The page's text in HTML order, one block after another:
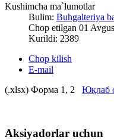
Kushimcha ma`lumotlar
Bulim: Buhgalteriya
Chop etilgan 01
Kurildi: 2389
Chop kilish
E-mail
(.xlsx) Форма 1, 2 Юқлаб
Aksiyadorlar uchun